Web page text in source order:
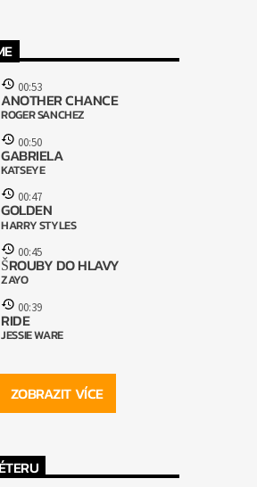
00:53
ANOTHER CHANCE
ROGER SANCHEZ
00:50
GABRIELA
KATSEYE
00:47
GOLDEN
HARRY STYLES
00:45
ŠROUBY DO HLAVY
ZAYO
00:39
RIDE
JESSIE WARE
ZOBRAZIT VÍCE